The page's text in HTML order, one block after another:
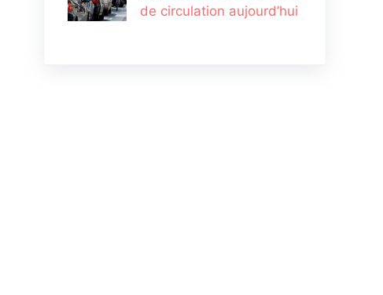
de circulation aujourd’hui